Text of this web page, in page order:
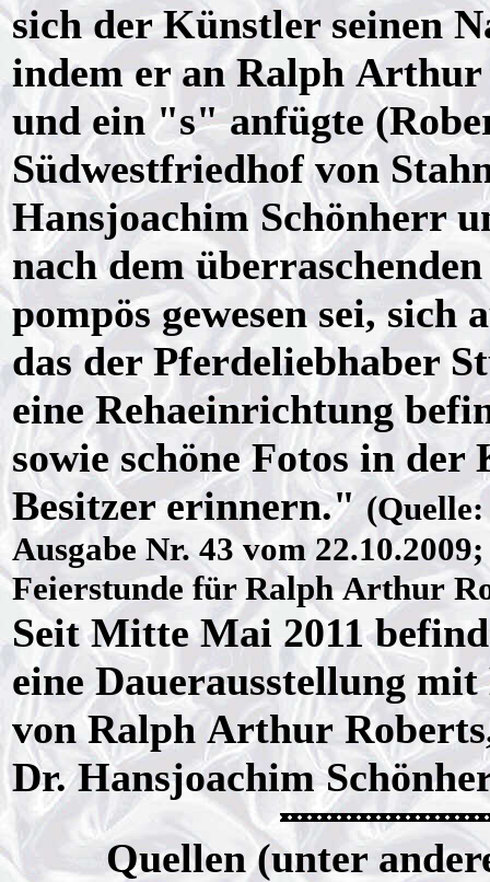
sich der Künstler seinen
indem er an Ralph Arthur
und ein "s" anfügte
Südwestfriedhof von
Hansjoachim Schönherr
nach dem
pompös gewesen sei,
das der Pferdeliebhaber
eine Rehaeinrichtung
sowie schöne Fotos in
Besitzer erinnern."
Ausgabe Nr. 43 vom
Feierstunde für Ralph Arthur
Seit Mitte Mai 2011
eine Dauerausstellung
von Ralph Arthur
Dr. Hansjoachim
Quellen (unter